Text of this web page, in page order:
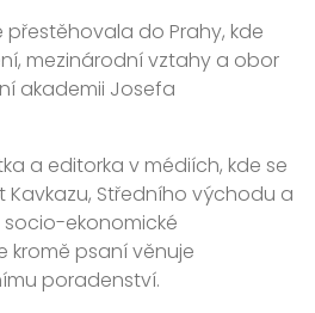
přestěhovala do Prahy, kde
mezinárodní vztahy a obor
akademii Josefa
a editorka v médiích, kde se
Středního východu a
ekonomické
kromě psaní věnuje
poradenství.